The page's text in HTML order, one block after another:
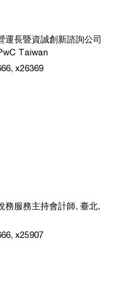
運長暨資誠創新諮詢公司
Taiwan
x26369
務服務主持會計師, 臺北,
x25907